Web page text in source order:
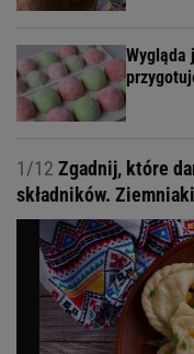
Wygląda
1/12 Zgadnij, które
składników.